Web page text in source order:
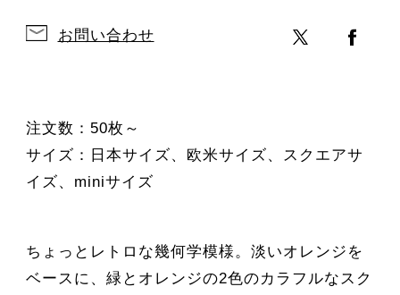
お問い合わせ
注文数：50枚～
サイズ：日本サイズ、欧米サイズ、スクエアサ
イズ、miniサイズ
ちょっとレトロな幾何学模様。淡いオレンジを
ベースに、緑とオレンジの2色のカラフルなスク